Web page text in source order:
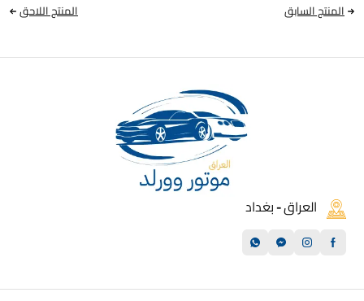
المنتج السابق المنتج اللاحق
العراق - بغداد